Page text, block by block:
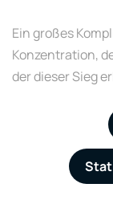
Ein großes
Konzentration,
der dieser Sieg